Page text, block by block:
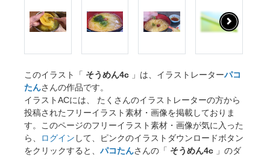
このイラスト「 そうめん4c 」は、イラストレーターパコ
たんさんの作品です。
イラストACには、 たくさんのイラストレーターの方から
投稿されたフリーイラスト素材・画像を掲載しておりま
す。このページのフリーイラスト素材・画像が気に入った
ら、
ログイン して、ピンクのイラストダウンロードボタン
をクリックすると、 パコたんさんの「 そうめん4c 」のダ